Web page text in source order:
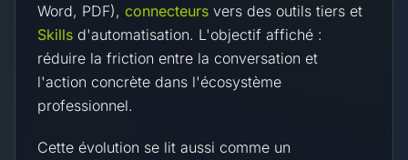
Word, PDF), connecteurs vers des outils tiers et
Skills d'automatisation. L'objectif affiché :
réduire la friction entre la conversation et
l'action concrète dans l'écosystème
professionnel.
Cette évolution se lit aussi comme un